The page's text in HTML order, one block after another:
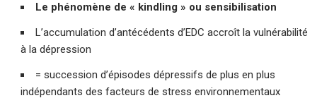
Le phénomène de « kindling » ou sensibilisation
L’accumulation d’antécédents d’EDC accroît la vulnérabilité
à la dépression
= succession d’épisodes dépressifs de plus en plus
indépendants des facteurs de stress environnementaux